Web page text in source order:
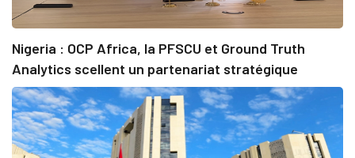
Nigeria : OCP Africa, la PFSCU et Ground Truth
Analytics scellent un partenariat stratégique